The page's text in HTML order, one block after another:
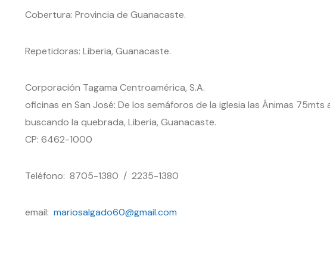
Cobertura: Provincia de Guanacaste.
Repetidoras: Liberia, Guanacaste.
Corporación Tagama Centroamérica, S.A.
oficinas en San José: De los semáforos de la iglesia las Ánimas
buscando la quebrada, Liberia, Guanacaste.
CP: 6462-1000
Teléfono: 8705-1380 / 2235-1380
email: mariosalgado60@gmail.com